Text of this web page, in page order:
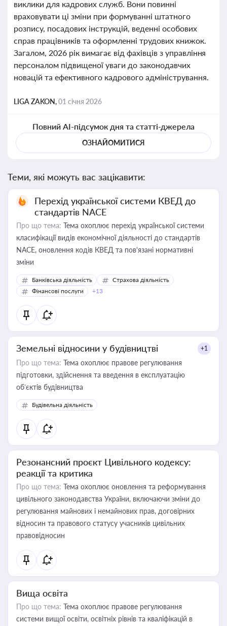
виклики для кадрових служб. Вони повинні
враховувати ці зміни при формуванні штатного
розпису, посадових інструкцій, веденні особових
справ працівників та оформленні трудових книжок.
Загалом, 2026 рік вимагає від фахівців з управління
персоналом підвищеної уваги до законодавчих
новацій та ефективного кадрового адміністрування.
LIGA ZAKON,01 січня 2026
Повний AI-підсумок дня та статті-джерела
ОЗНАЙОМИТИСЯ
Теми, які можуть вас зацікавити:
Перехід української системи КВЕД до
стандартів NACE
Про що тема: Тема охоплює перехід української системи
класифікації видів економічної діяльності до стандартів
NACE, оновлення кодів КВЕД та пов'язані нормативні
зміни
Банківська діяльність
Страхова діяльність
Фінансові послуги
+13
Земельні відносини у будівництві +1
Про що тема: Тема охоплює правове регулювання
підготовки, здійснення та введення в експлуатацію
об’єктів будівництва
Будівельна діяльність
Резонансний проєкт Цивільного кодексу:
реакції та критика
Про що тема: Тема охоплює оновлення та реформування
цивільного законодавства України, включаючи зміни до
регулювання майнових і немайнових прав, договірних
відносин та правового статусу учасників цивільних
правовідносин
Вища освіта
Про що тема: Тема охоплює правове регулювання
системи вищої освіти, освітніх рівнів та кваліфікацій в